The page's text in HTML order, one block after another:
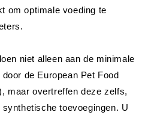
om optimale voeding te
niet alleen aan de minimale
de European Pet Food
maar overtreffen deze zelfs,
toevoegingen. U